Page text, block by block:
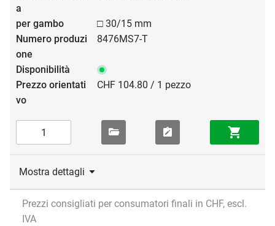
□ 30/15 mm
8476MS7-T
CHF 104.80 / 1 pezzo
Mostra dettagli
Prezzi consigliati per consumatori finali in CHF, escl.
IVA